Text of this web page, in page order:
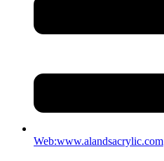
Web:www.alandsacrylic.com